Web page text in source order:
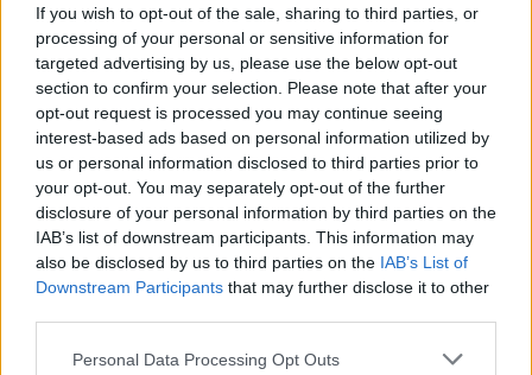
If you wish to opt-out of the sale, sharing to third parties, or
processing of your personal or sensitive information for
targeted advertising by us, please use the below opt-out
section to confirm your selection. Please note that after your
opt-out request is processed you may continue seeing
interest-based ads based on personal information utilized by
us or personal information disclosed to third parties prior to
your opt-out. You may separately opt-out of the further
disclosure of your personal information by third parties on the
IAB’s list of downstream participants. This information may
also be disclosed by us to third parties on the IAB’s List of
Downstream Participants that may further disclose it to other
Please note that this website/app uses one or more Google
Personal Data Processing Opt Outs
Egyiptomi katonák külföldi bevetésen 2007-ben (fotó: U. S. Department
of Defense)
A Sínai-félszigeten azóta szaporodtak meg a
terrorcselekmények, hogy a Muzulmán
Testvériség mozgalomhoz tartozó,
demokratikusan megválasztott Mohamed
Murszi államfőt 2013-ban a hadsereg
elmozdította a hatalomból.
A térségben ezt követően fegyveres harcot
indító iszlamista szervezet 2014-ben